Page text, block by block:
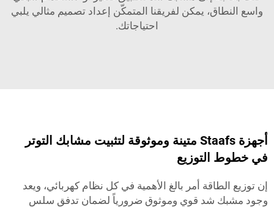
واسع النطاق، يمكن لفريقنا المتمكّن إعداد تصميم مثالي يلبي
احتياجاتك.
أجهزة Staafs متينة وموثوقة لتثبيت مشابك التوتر
في خطوط التوزيع
إن توزيع الطاقة أمر بالغ الأهمية في كل نظام كهربائي، ويعد
وجود مشبك شد قوي وموثوق ضرورياً لضمان تدفق سلس